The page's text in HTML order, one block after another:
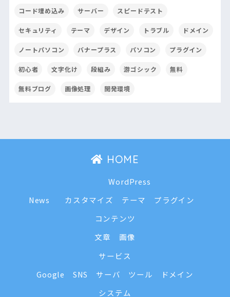
コード埋め込み サーバー スピードテスト
セキュリティ テーマ デザイン トラブル ドメイン
ノートパソコン バナープラス パソコン プラグイン
初心者 文字化け 段組み 游ゴシック 無料
無料ブログ 画像処理 開発環境
HOME
News
WordPress
カスタマイズ
テーマ
プラグイン
コンテンツ
文章
画像
サービス
Google
SNS サーバ ツール
ドメイン
システム